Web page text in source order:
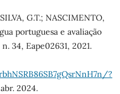
G.T.; NASCIMENTO,
portuguesa e avaliação
34, Eape02631, 2021.
?
2024.